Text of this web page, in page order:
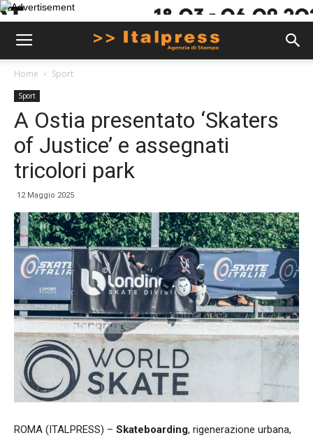
Home Sport
Sport
A Ostia presentato ‘Skaters
of Justice’ e assegnati
tricolori park
12 Maggio 2025
ROMA (ITALPRESS) – Skateboarding, rigenerazione urbana,